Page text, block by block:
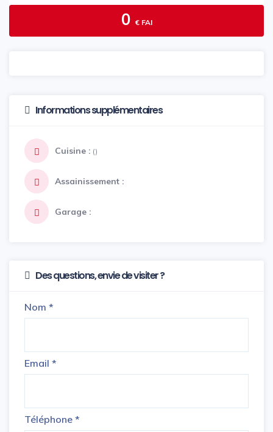
0 € FAI
Informations supplémentaires
Cuisine : ()
Assainissement :
Garage :
Des questions, envie de visiter ?
Nom *
Email *
Téléphone *